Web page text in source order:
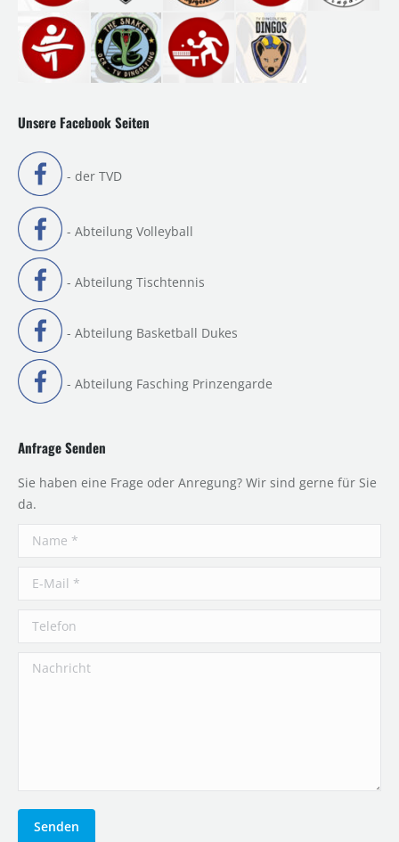
Unsere Facebook Seiten
- der TVD
- Abteilung Volleyball
- Abteilung Tischtennis
- Abteilung Basketball Dukes
- Abteilung Fasching Prinzengarde
Anfrage Senden
Sie haben eine Frage oder Anregung? Wir sind gerne für Sie
da.
Name *
E-Mail *
Telefon
Nachricht
Senden